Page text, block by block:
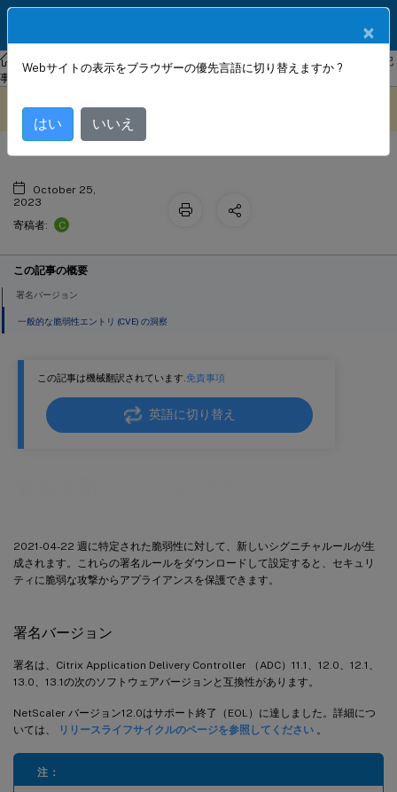
NetScaler NetScaler 13.1 Web App Firewall
署名のアラート記
事
この記事は機械翻訳されています.免責事項
英語に切り替え
2021-04-22 週に特定された脆弱性に対して、新しいシグニチャルールが生
成されます。これらの署名ルールをダウンロードして設定すると、セキュリ
ティに脆弱な攻撃からアプライアンスを保護できます。
署名バージョン
署名は、Citrix Application Delivery Controller （ADC）11.1、12.0、12.1、
13.0、13.1の次のソフトウェアバージョンと互換性があります。
NetScaler バージョン12.0はサポート終了（EOL）に達しました。詳細につ
いては、
リリースライフサイクルのページを参照してください 。
注：
翻訳されています。
署名更新バージョン64
October 25,
2023
寄稿者:
C
この記事の概要
署名バージョン
一般的な脆弱性エントリ (CVE) の洞察
×
Webサイトの表示をブラウザーの優先言語に切り替えますか ?
はい いいえ